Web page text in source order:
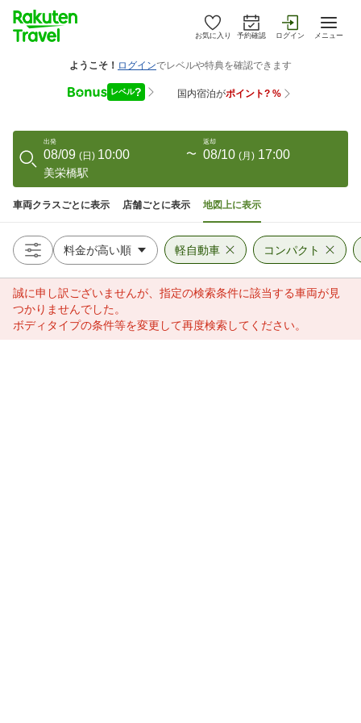
お気に入り 予約確認 ログイン メニュー
出発
08/09 (日) 10:00 〜
返却
08/10 (月 ) 17:00
美栄橋駅
車両クラスごとに表示 店舗ごとに表示 地図上に表示
軽自動車 コンパクト
誠に申し訳ございませんが、指定の検索条件に該当する車両が見
つかりませんでした。
ボディタイプの条件等を変更して再度検索してください。